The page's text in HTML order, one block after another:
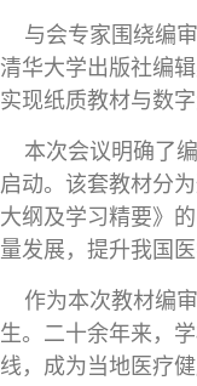
与会专家围绕编审
清华大学出版社编
实现纸质教材与数字
本次会议明确了编
启动。该套教材分
大纲及学习精要》
量发展，提升我国
作为本次教材编审
生。二十余年来，
线，成为当地医疗